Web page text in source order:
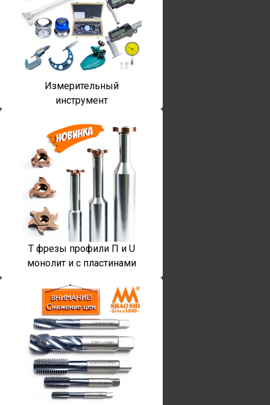
Измерительный
инструмент
T фрезы профили П и U
монолит и с пластинами